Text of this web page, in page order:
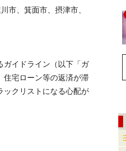
市、箕面市、摂津市、
ガイドライン（以下「ガ
住宅ローン等の返済が滞
ックリストになる心配が